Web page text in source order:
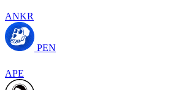
ANKR
PEN
APE